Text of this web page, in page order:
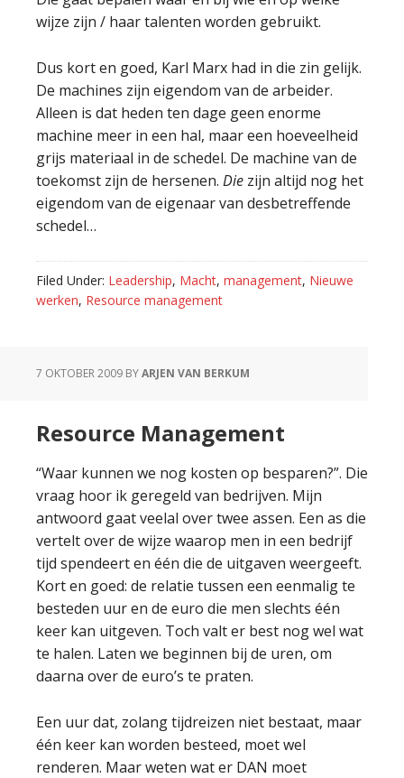
wijze zijn / haar talenten worden gebruikt.
Dus kort en goed, Karl Marx had in die zin gelijk.
De machines zijn eigendom van de arbeider.
Alleen is dat heden ten dage geen enorme
machine meer in een hal, maar een hoeveelheid
grijs materiaal in de schedel. De machine van de
toekomst zijn de hersenen. Die zijn altijd nog het
eigendom van de eigenaar van desbetreffende
schedel…
Filed Under: Leadership, Macht, management, Nieuwe
werken, Resource management
7 OKTOBER 2009 BYARJEN VAN BERKUM
Resource Management
“Waar kunnen we nog kosten op besparen?”. Die
vraag hoor ik geregeld van bedrijven. Mijn
antwoord gaat veelal over twee assen. Een as die
vertelt over de wijze waarop men in een bedrijf
tijd spendeert en één die de uitgaven weergeeft.
Kort en goed: de relatie tussen een eenmalig te
besteden uur en de euro die men slechts één
keer kan uitgeven. Toch valt er best nog wel wat
te halen. Laten we beginnen bij de uren, om
daarna over de euro’s te praten.
Een uur dat, zolang tijdreizen niet bestaat, maar
één keer kan worden besteed, moet wel
renderen. Maar weten wat er DAN moet